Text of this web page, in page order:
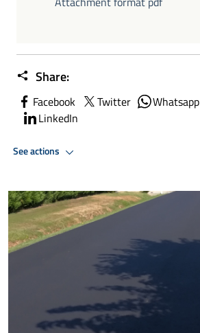
Share:
Facebook Twitter Whatsapp
LinkedIn
See actions